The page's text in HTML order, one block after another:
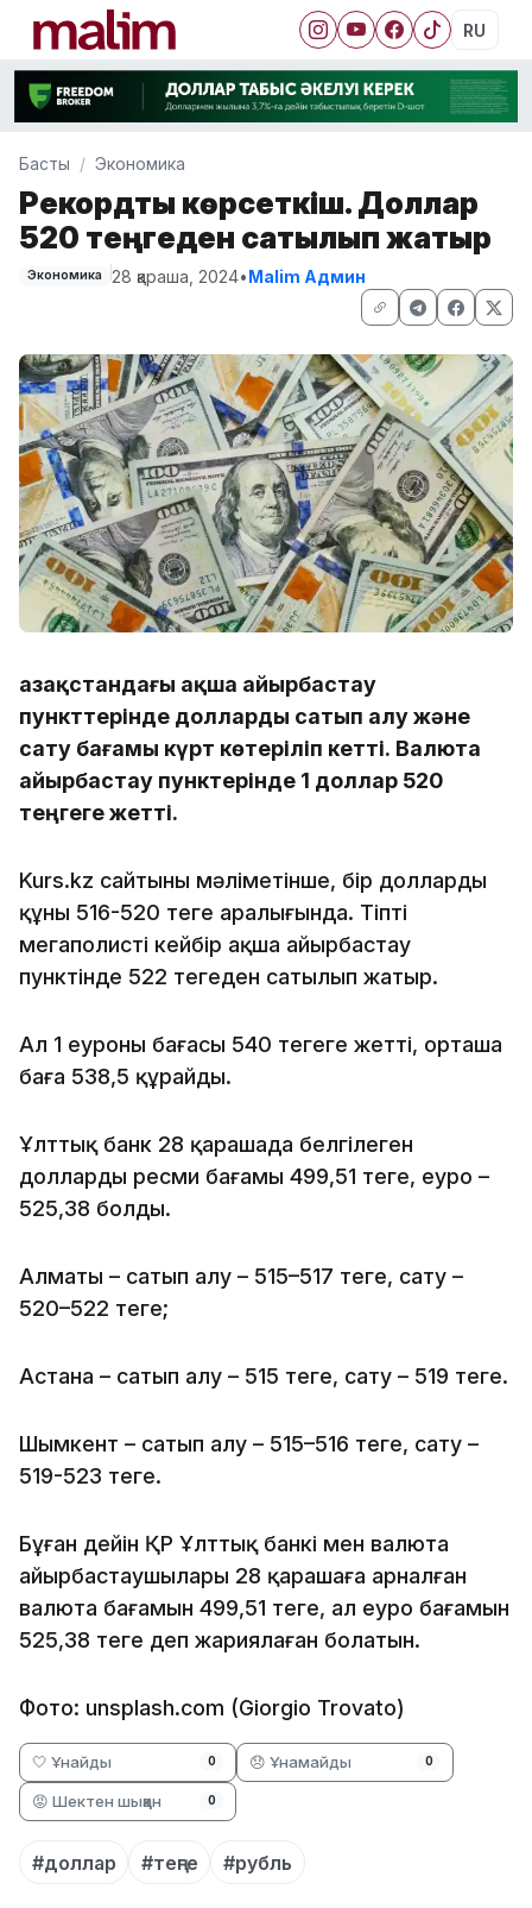
RU
Басты Экономика
Рекордтық көрсеткіш. Доллар
520 теңгеден сатылып жатыр
Экономика 28 қараша, 2024•Malim Админ
Қазақстандағы ақша айырбастау
пункттерінде долларды сатып алу және
сату бағамы күрт көтеріліп кетті. Валюта
айырбастау пунктерінде 1 доллар 520
теңгеге жетті.
Kurs.kz сайтының мәліметінше, бір доллардың
құны 516-520 теңге аралығында. Тіпті
мегаполистің кейбір ақша айырбастау
пунктінде 522 теңгеден сатылып жатыр.
Ал 1 еуроның бағасы 540 теңгеге жетті, орташа
баға 538,5 құрайды.
Ұлттық банк 28 қарашада белгілеген
доллардың ресми бағамы 499,51 теңге, еуро –
525,38 болды.
Алматы – сатып алу – 515–517 теңге, сату –
520–522 теңге;
Астана – сатып алу – 515 теңге, сату – 519 теңге.
Шымкент – сатып алу – 515–516 теңге, сату –
519-523 теңге.
Бұған дейін ҚР Ұлттық банкі мен валюта
айырбастаушылары 28 қарашаға арналған
валюта бағамын 499,51 теңге, ал еуро бағамын
525,38 теңге деп жариялаған болатын.
Фото: unsplash.com (Giorgio Trovato)
🤍 Ұнайды 0 😞 Ұнамайды 0
😡 Шектен шыққан 0
#доллар #теңге #рубль